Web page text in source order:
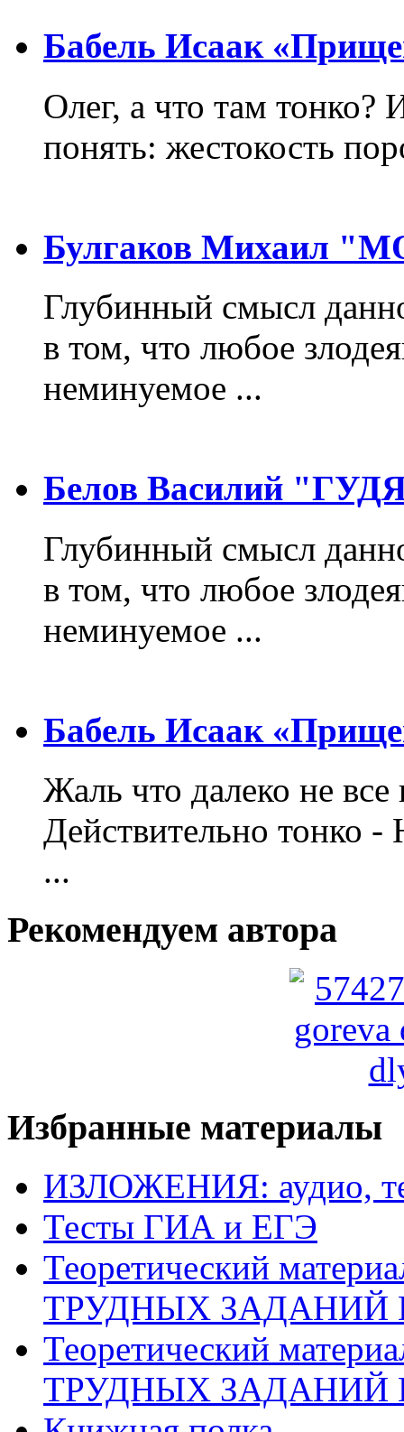
Бабель Исаак
Олег, а что там тонко?
понять: жестокость
Булгаков Михаил
Глубинный смысл
в том, что любое
неминуемое ...
Белов Василий
Глубинный смысл
в том, что любое
неминуемое ...
Бабель Исаак
Жаль что далеко не
Действительно тонко
...
Рекомендуем автора
Избранные материалы
ИЗЛОЖЕНИЯ: аудио,
Тесты ГИА и ЕГЭ
Теоретический
ТРУДНЫХ ЗАДАНИЙ
Теоретический
ТРУДНЫХ ЗАДАНИЙ